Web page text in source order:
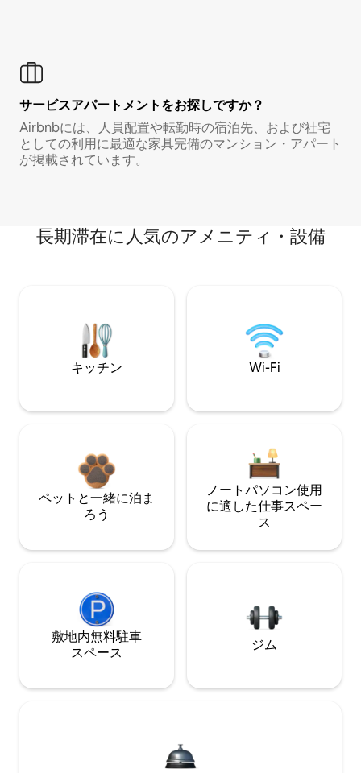
サービスアパートメントをお探しですか？
Airbnbには、人員配置や転勤時の宿泊先、および社宅
としての利用に最適な家具完備のマンション・アパート
が掲載されています。
長期滞在に人気のアメニティ・設備
キッチン Wi-Fi
ペットと一緒に泊ま
ろう
ノートパソコン使用
に適した仕事スペー
ス
敷地内無料駐⁠車
ス⁠ペ⁠ー⁠ス
ジム